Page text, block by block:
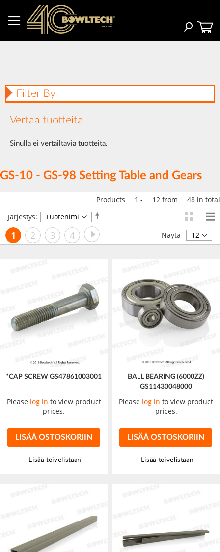
Content
Haku
GS-10 - GS-98 Setting Table and Gears
Products 1 - 12 from 48 in total
Järjestys:
Aseta
järjestykseen
Sivu
Luet
1 Sivu
2 Sivu
3 Sivu
4 Sivu
Seuraava Näytä
*CAP SCREW GS47861003001
Please log in to view product
prices.
LISÄÄ OSTOSKORIIN
Lisää toivelistaan
BALL BEARING (6000ZZ)
GS11430048000
Please log in to view product
prices.
LISÄÄ OSTOSKORIIN
Lisää toivelistaan
Filter By
Vertaa tuotteita
Sinulla ei vertailtavia tuotteita.